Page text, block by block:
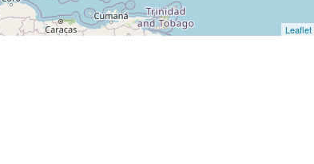
Leaflet